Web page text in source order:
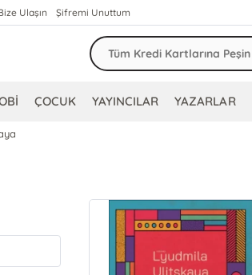
Ulaşın Şifremi Unuttum
ÇOCUK YAYINCILAR YAZARLAR